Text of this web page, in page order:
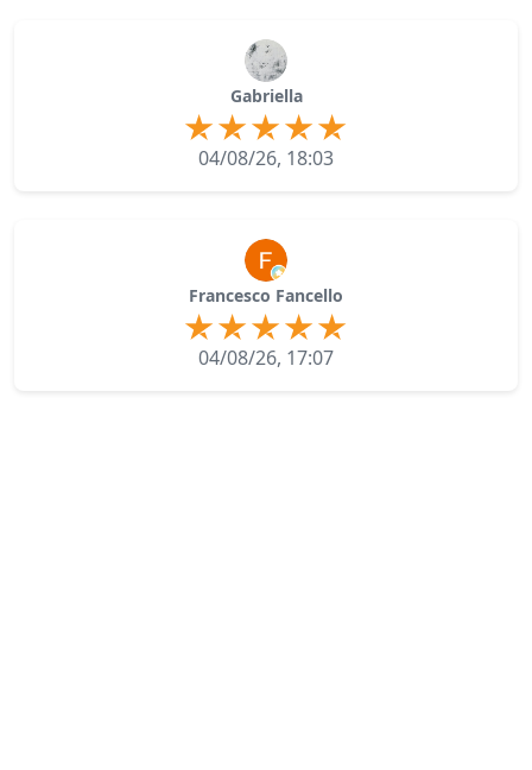
Gabriella
04/08/26, 18:03
Francesco Fancello
04/08/26, 17:07